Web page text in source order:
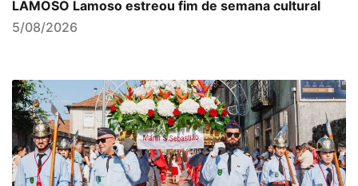
LAMOSO Lamoso estreou fim de semana cultural
5/08/2026